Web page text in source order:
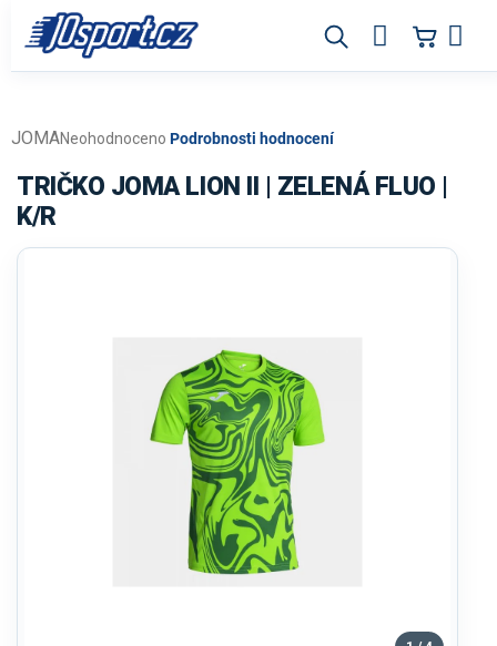
obsah
Průměrné
produktu
je
Neohodnoceno Podrobnosti hodnocení
JOMA
TRIČKO JOMA LION II | ZELENÁ FLUO |
K/R